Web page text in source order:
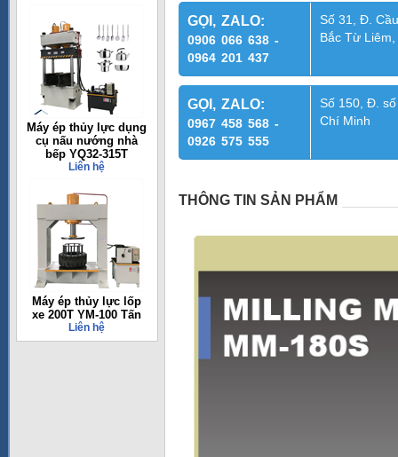
Máy ép thủy lực dụng
cụ nấu nướng nhà
bếp YQ32-315T
Liên hệ
Máy ép thủy lực lốp
xe 200T YM-100 Tấn
Liên hệ
GỌI, ZALO:
0906 066 638 -
0964 201 437
Số 31, Đ.
Bắc Từ
GỌI, ZALO:
0967 458 568 -
0926 575 555
Số 150, Đ.
Chí Minh
THÔNG TIN SẢN PHẨM